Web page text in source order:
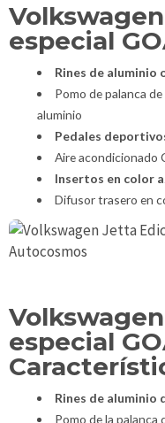
especial
Rines de aluminio
Pomo de palanca
aluminio
Pedales
Aire acondicionado
Insertos en color
Difusor trasero en
especial
Rines de aluminio
Pomo de la palanca